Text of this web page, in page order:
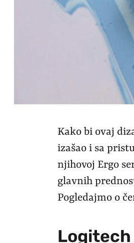
Kako bi ovaj
izašao i sa
njihovoj Ergo
glavnih
Pogledajmo o